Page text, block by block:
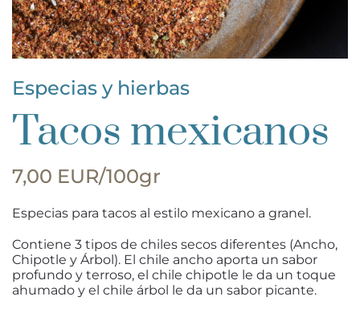
Especias y hierbas
Tacos mexicanos
7,00 EUR/100gr
Especias para tacos al estilo mexicano a granel.
Contiene 3 tipos de chiles secos diferentes (Ancho,
Chipotle y Árbol). El chile ancho aporta un sabor
profundo y terroso, el chile chipotle le da un toque
ahumado y el chile árbol le da un sabor picante.